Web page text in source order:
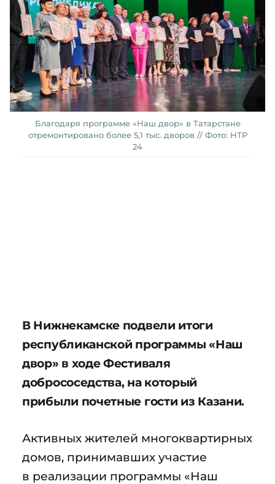
Благодаря программе «Наш двор» в Татарстане
отремонтировано более 5,1 тыс. дворов // Фото: НТР
24
В Нижнекамске подвели итоги
республиканской программы «Наш
двор» в ходе Фестиваля
добрососедства, на который
прибыли почетные гости из Казани.
Активных жителей многоквартирных
домов, принимавших участие
в реализации программы «Наш